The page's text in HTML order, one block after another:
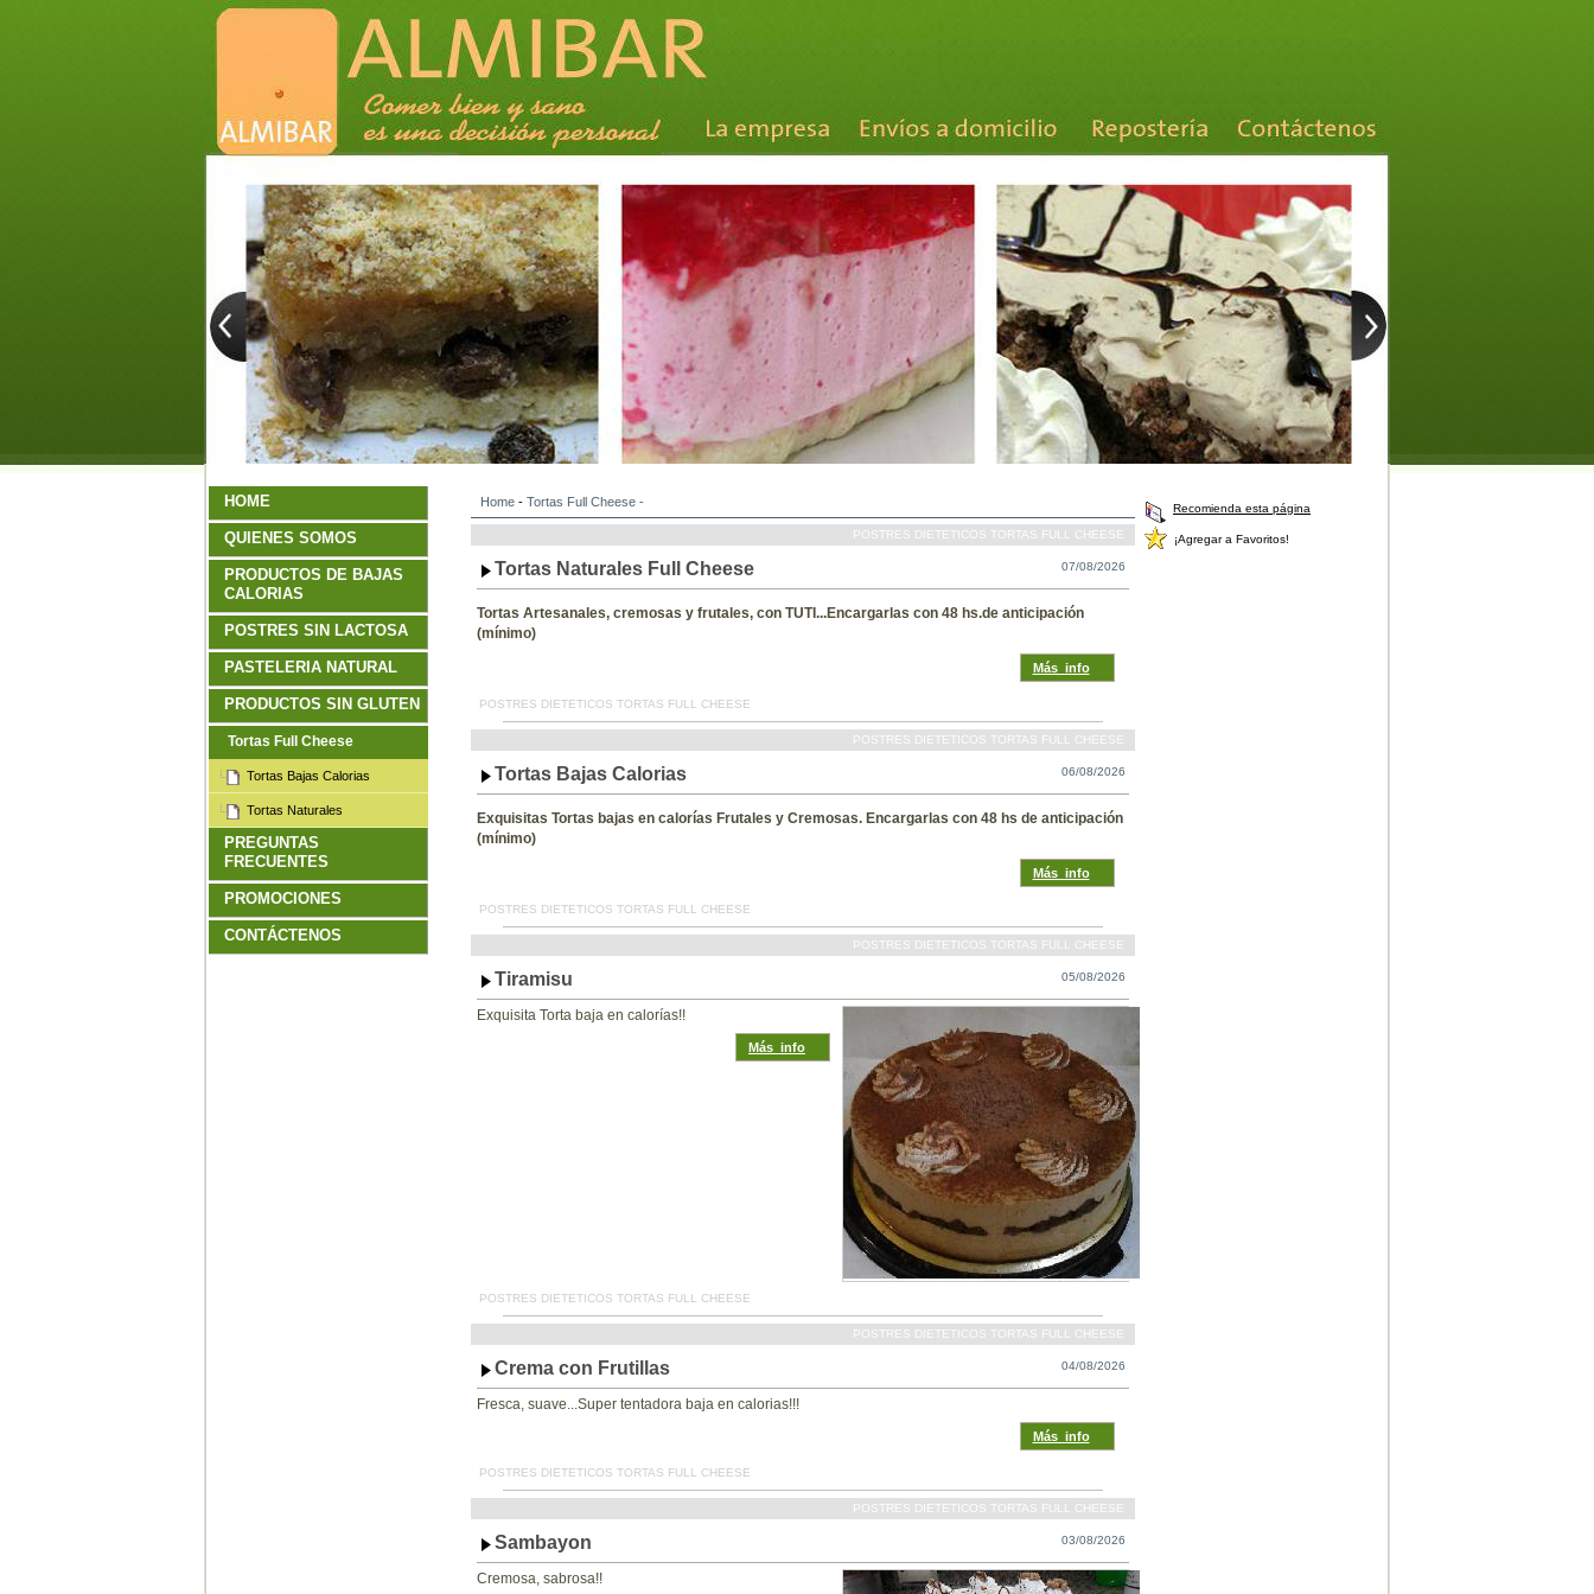
Home - Tortas Full Cheese -
POSTRES DIETETICOS TORTAS FULL CHEESE
07/08/2026
Tortas Naturales Full Cheese
Tortas Artesanales, cremosas y frutales, con TUTI...Encargarlas con 48 hs.de anticipación
(mínimo)
Más_info
POSTRES DIETETICOS TORTAS FULL CHEESE
POSTRES DIETETICOS TORTAS FULL CHEESE
06/08/2026
Tortas Bajas Calorias
Exquisitas Tortas bajas en calorías Frutales y Cremosas. Encargarlas con 48 hs de anticipación
(mínimo)
Más_info
POSTRES DIETETICOS TORTAS FULL CHEESE
POSTRES DIETETICOS TORTAS FULL CHEESE
05/08/2026
Tiramisu
Exquisita Torta baja en calorías!!
Más_info
POSTRES DIETETICOS TORTAS FULL CHEESE
POSTRES DIETETICOS TORTAS FULL CHEESE
04/08/2026
Crema con Frutillas
Fresca, suave...Super tentadora baja en calorias!!!
Más_info
POSTRES DIETETICOS TORTAS FULL CHEESE
POSTRES DIETETICOS TORTAS FULL CHEESE
03/08/2026
Sambayon
Cremosa, sabrosa!!
Recomienda esta página
¡Agregar a Favoritos!
HOME
QUIENES SOMOS
PRODUCTOS DE BAJAS
CALORIAS
POSTRES SIN LACTOSA
PASTELERIA NATURAL
PRODUCTOS SIN GLUTEN
Tortas Full Cheese
Tortas Bajas Calorias
Tortas Naturales
PREGUNTAS
FRECUENTES
PROMOCIONES
CONTÁCTENOS